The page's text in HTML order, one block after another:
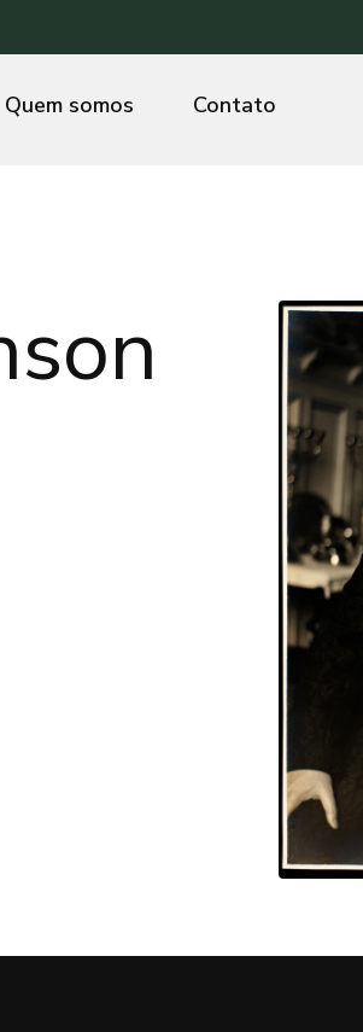
Quem somos Contato